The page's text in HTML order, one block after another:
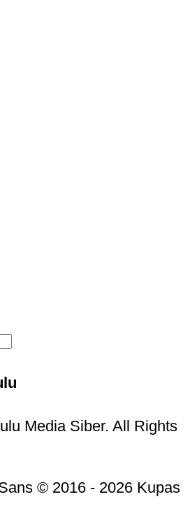
Media Siber. All Rights
© 2016 - 2026 Kupas